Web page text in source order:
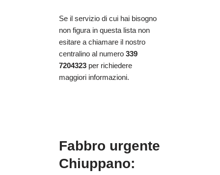
Se il servizio di cui hai bisogno
non figura in questa lista non
esitare a chiamare il nostro
centralino al numero 339
7204323 per richiedere
maggiori informazioni.
Fabbro urgente
Chiuppano: